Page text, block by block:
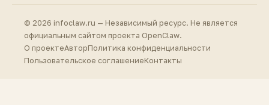
© 2026 infoclaw.ru — Независимый ресурс. Не является
официальным сайтом проекта OpenClaw.
О проектеАвторПолитика конфиденциальности
Пользовательское соглашениеКонтакты